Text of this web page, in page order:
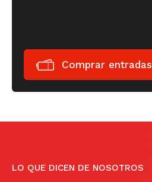
Comprar entradas
LO QUE DICEN DE NOSOTROS